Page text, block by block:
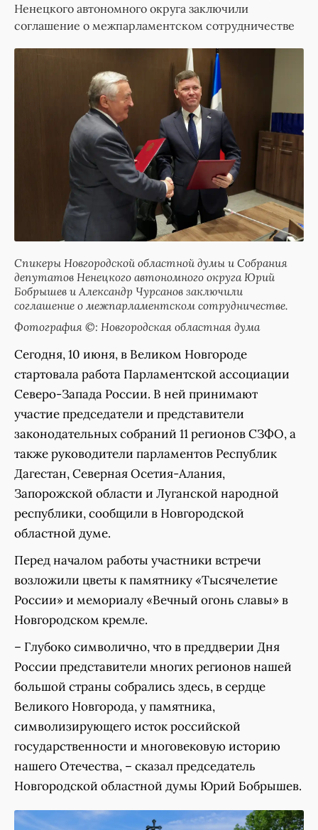
Ненецкого автономного округа заключили
соглашение о межпарламентском сотрудничестве
Спикеры Новгородской областной думы и Собрания
депутатов Ненецкого автономного округа Юрий
Бобрышев и Александр Чурсанов заключили
соглашение о межпарламентском сотрудничестве.
Фотография ©: Новгородская областная дума
Сегодня, 10 июня, в Великом Новгороде
стартовала работа Парламентской ассоциации
Северо-Запада России. В ней принимают
участие председатели и представители
законодательных собраний 11 регионов СЗФО, а
также руководители парламентов Республик
Дагестан, Северная Осетия-Алания,
Запорожской области и Луганской народной
республики, сообщили в Новгородской
областной думе.
Перед началом работы участники встречи
возложили цветы к памятнику «Тысячелетие
России» и мемориалу «Вечный огонь славы» в
Новгородском кремле.
– Глубоко символично, что в преддверии Дня
России представители многих регионов нашей
большой страны собрались здесь, в сердце
Великого Новгорода, у памятника,
символизирующего исток российской
государственности и многовековую историю
нашего Отечества, – сказал председатель
Новгородской областной думы Юрий Бобрышев.